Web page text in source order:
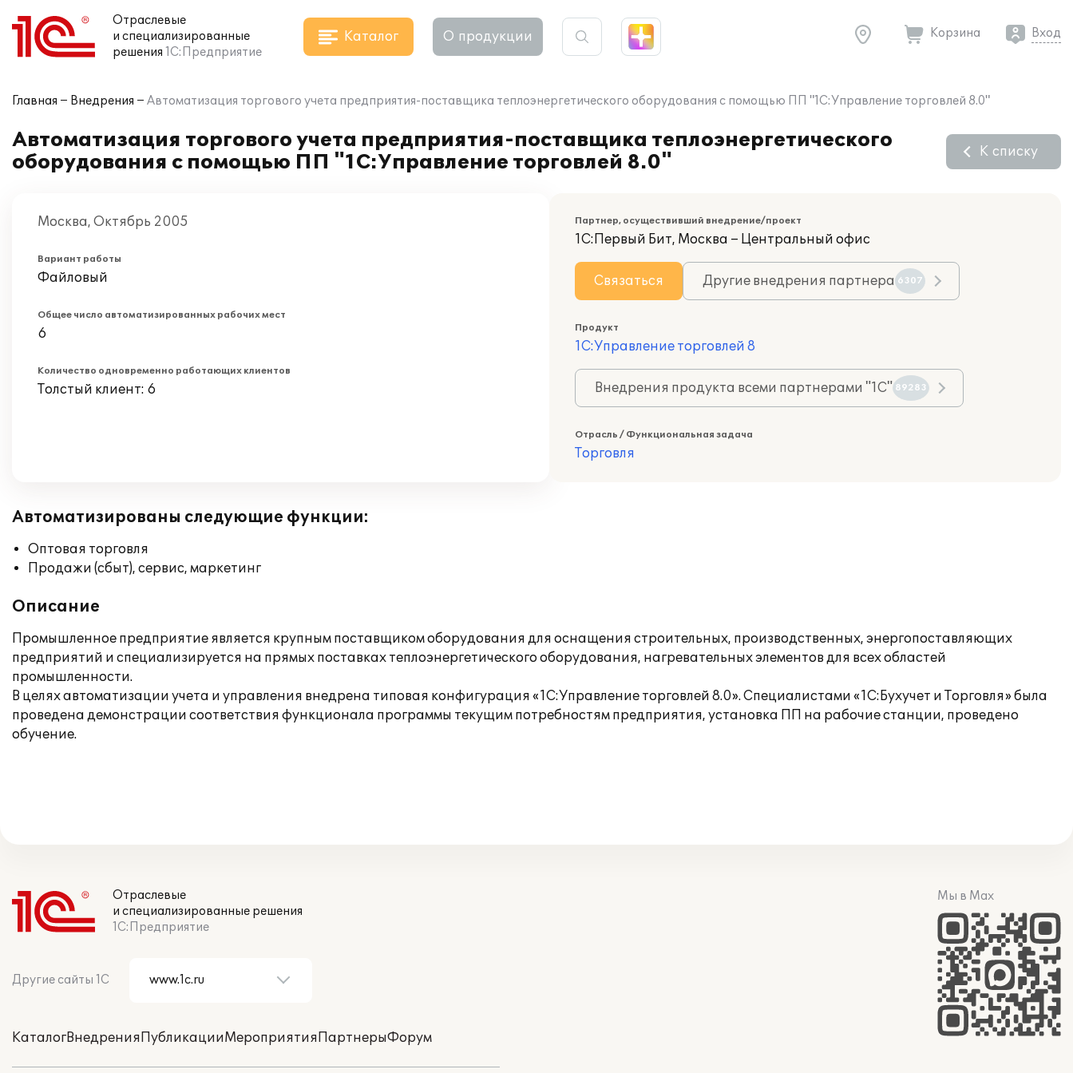
Отраслевые
и специализированные
решения 1С:Предприятие
Каталог О продукции Корзина Вход
Главная Внедрения Автоматизация торгового учета предприятия-поставщика теплоэнергетического оборудования с помощью ПП "1С:Управление торговлей 8.0"
Автоматизация торгового учета предприятия-поставщика теплоэнергетического
оборудования с помощью ПП "1С:Управление торговлей 8.0"
К списку
Москва, Октябрь 2005
Вариант работы
Файловый
Общее число автоматизированных рабочих мест
6
Количество одновременно работающих клиентов
Толстый клиент: 6
Партнер, осуществивший внедрение/проект
1С:Первый Бит, Москва – Центральный офис
Связаться Другие внедрения партнера 6307
Продукт
1С:Управление торговлей 8
Внедрения продукта всеми партнерами "1С" 89283
Отрасль / Функциональная задача
Торговля
Автоматизированы следующие функции:
Оптовая торговля
Продажи (сбыт), сервис, маркетинг
Описание
Промышленное предприятие является крупным поставщиком оборудования для оснащения строительных, производственных, энергопоставляющих
предприятий и специализируется на прямых поставках теплоэнергетического оборудования, нагревательных элементов для всех областей
промышленности.
В целях автоматизации учета и управления внедрена типовая конфигурация «1С:Управление торговлей 8.0». Специалистами «1С:Бухучет и Торговля» была
проведена демонстрации соответствия функционала программы текущим потребностям предприятия, установка ПП на рабочие станции, проведено
обучение.
Отраслевые
и специализированные решения
1С:Предприятие
Другие сайты 1С
КаталогВнедренияПубликацииМероприятияПартнерыФорум
Мы в Max